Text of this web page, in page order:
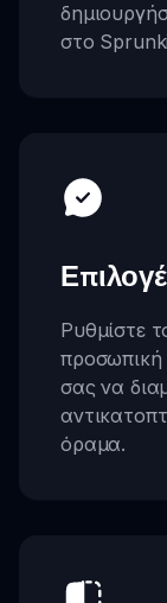
στο
Ρυθμίστε
προσωπική
σας να
όραμα.